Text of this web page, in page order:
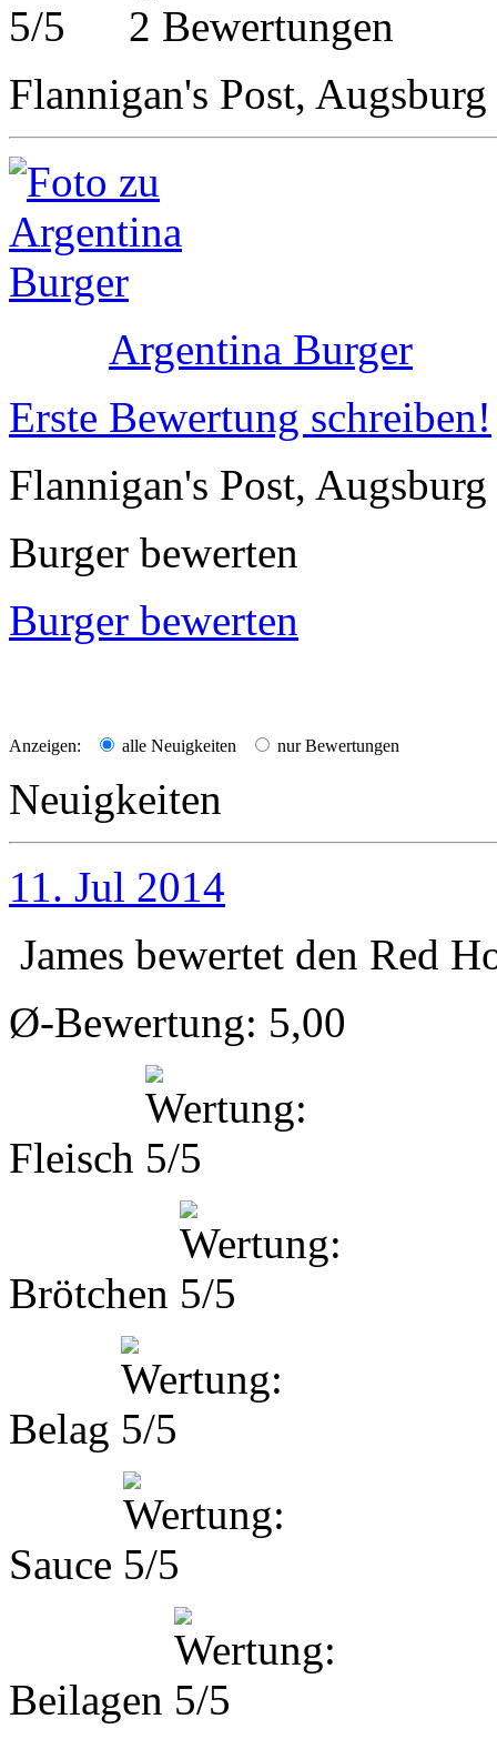
2 Bewertungen
Flannigan's Post, Augsburg
Argentina Burger
Erste Bewertung schreiben!
Flannigan's Post, Augsburg
Burger bewerten
Burger bewerten
Anzeigen: alle Neuigkeiten nur Bewertungen
Neuigkeiten
11. Jul 2014
James bewertet den Red
Ø-Bewertung: 5,00
Fleisch
Brötchen
Belag
Sauce
Beilagen